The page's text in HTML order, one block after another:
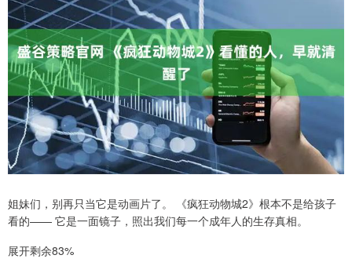
姐妹们，别再只当它是动画片了。 《疯狂动物城2》根本不是给孩子
看的—— 它是一面镜子，照出我们每一个成年人的生存真相。
展开剩余83%